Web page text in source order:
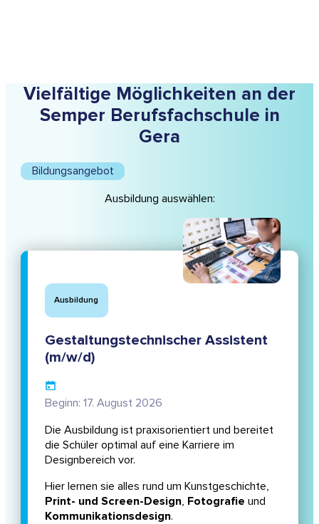
Vielfältige Möglichkeiten an der
Semper Berufsfachschule in
Gera
Bildungsangebot
Ausbildung auswählen:
Ausbildung
Gestaltungstechnischer Assistent
(m/w/d)
Beginn: 17. August 2026
Die Ausbildung ist praxisorientiert und bereitet
die Schüler optimal auf eine Karriere im
Designbereich vor.
Hier lernen sie alles rund um Kunstgeschichte,
Print- und Screen-Design, Fotografie und
Kommunikationsdesign.